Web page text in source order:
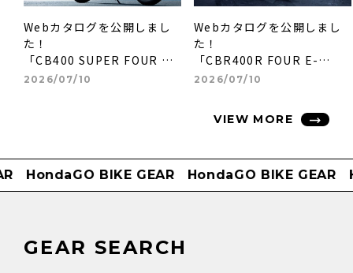
2026/07/10
Webカタログを公開しまし
た！
「CB400 SUPER FOUR E-
Clutch」(26YM)
2026/07/10
Webカタログを公開しまし
た！
「CBR400R FOUR E-
Clutch」(26YM)
VIEW MORE
HondaGO BIKE GEAR HondaGO BIKE GEAR
GEAR SEARCH